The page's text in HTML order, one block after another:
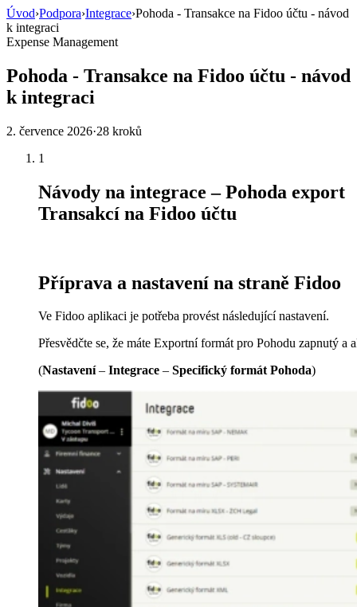
Úvod›Podpora›Integrace›Pohoda - Transakce na Fidoo účtu - návod
k integraci
Expense Management
Pohoda - Transakce na Fidoo účtu - návod
k integraci
2. července 2026·28 kroků
1
Návody na integrace – Pohoda export
Transakcí na Fidoo účtu
Příprava a nastavení na straně Fidoo
Ve Fidoo aplikaci je potřeba provést následující nastavení.
Přesvědčte se, že máte Exportní formát pro Pohodu zapnutý a
(Nastavení– Integrace – Specifický formát Pohoda)